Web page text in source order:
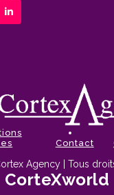
Contact
Agency | Tous
CorteXworld